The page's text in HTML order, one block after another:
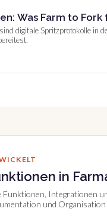
Was Farm to
digitale Spritzprotokolle in
in
Funktionen, Integrationen
und